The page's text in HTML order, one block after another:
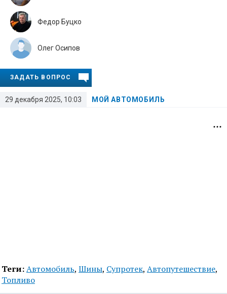
29 декабря 2025, 10:03 МОЙ АВТОМОБИЛЬ
Федор Буцко
Олег Осипов
ЗАДАТЬ ВОПРОС
Теги:Автомобиль, Шины, Супротек, Автопутешествие,
Топливо